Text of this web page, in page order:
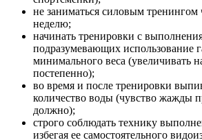
не заниматься силовым тренингом
неделю;
начинать тренировки с
подразумевающих использование
минимального веса (увеличивать
постепенно);
во время и после тренировки
количество воды (чувство жажды
должно);
строго соблюдать технику
избегая ее самостоятельного